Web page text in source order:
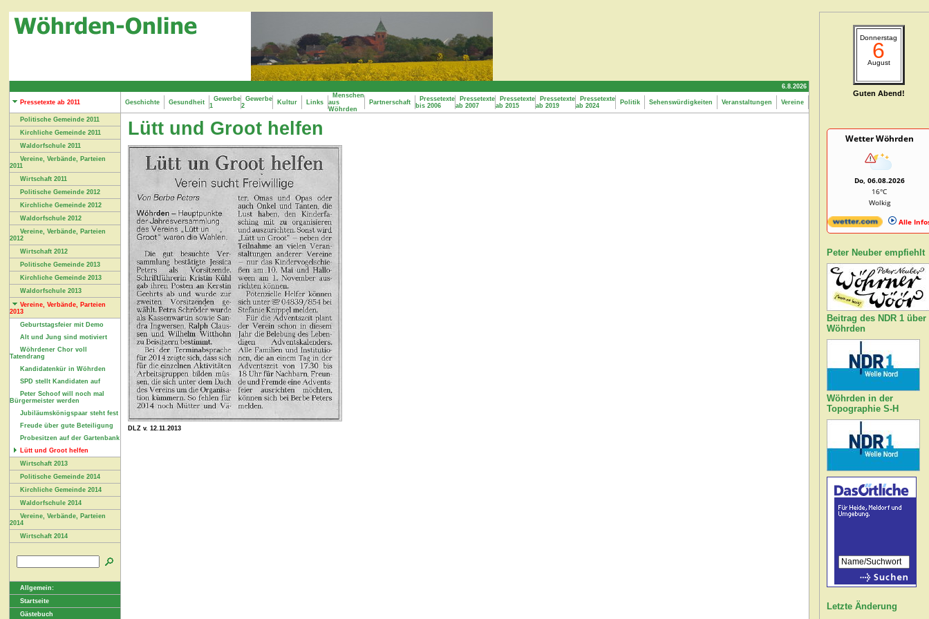
6.8.2026
Pressetexte ab 2011 Geschichte Gesundheit
Gewerbe
1
Gewerbe
2
Kultur Links
Menschen
aus
Wöhrden
Partnerschaft
Pressetexte
bis 2006
Pressetexte
ab 2007
Pressetexte
ab 2015
Pressetexte
ab 2019
Pressetexte
ab 2024
Politik Sehenswürdigkeiten Veranstaltungen Vereine
Politische Gemeinde 2011
Kirchliche Gemeinde 2011
Waldorfschule 2011
Vereine, Verbände, Parteien
2011
Wirtschaft 2011
Politische Gemeinde 2012
Kirchliche Gemeinde 2012
Waldorfschule 2012
Vereine, Verbände, Parteien
2012
Wirtschaft 2012
Politische Gemeinde 2013
Kirchliche Gemeinde 2013
Waldorfschule 2013
Vereine, Verbände, Parteien
2013
Geburtstagsfeier mit Demo
Alt und Jung sind motiviert
Wöhrdener Chor voll
Tatendrang
Kandidatenkür in Wöhrden
SPD stellt Kandidaten auf
Peter Schoof will noch mal
Bürgermeister werden
Jubiläumskönigspaar steht fest
Freude über gute Beteiligung
Probesitzen auf der Gartenbank
Lütt und Groot helfen
Wirtschaft 2013
Politische Gemeinde 2014
Kirchliche Gemeinde 2014
Waldorfschule 2014
Vereine, Verbände, Parteien
2014
Wirtschaft 2014
Allgemein:
Startseite
Gästebuch
Lütt und Groot helfen
DLZ v. 12.11.2013
Donnerstag
6
August
Guten Abend!
Wetter Wöhrden
Do, 06.08.2026
16°C
Wolkig
Alle
Peter Neuber empfiehlt
Beitrag des NDR 1 über
Wöhrden
Wöhrden in der
Topographie S-H
Letzte Änderung